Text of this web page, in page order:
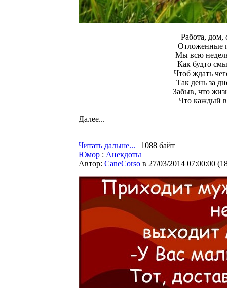
Работа, дом,
Отложенные
Мы всю
Как будто
Чтоб ждать
Так день за
Забыв, что
Что каждый
Далее...
Читать дальше... | 1088 байт
Юмор : Анекдоты
Автор: CaneCorso в 27/03/2014 07:00:00 (